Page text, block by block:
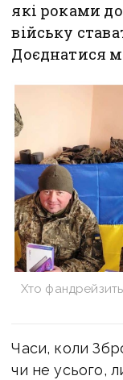
які роками
війську
Доєднатися
Хто
Часи, коли
чи не усього,